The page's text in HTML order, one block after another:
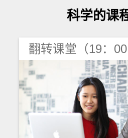
科学的课
翻转课堂（19：